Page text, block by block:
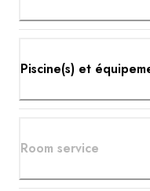
Piscine(s) et
Room service